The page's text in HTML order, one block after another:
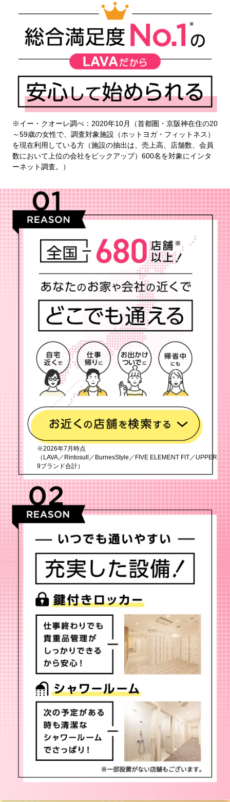
※イー・クオーレ調べ：2020年10月（首都圏・京阪神在住の20
～59歳の女性で、調査対象施設（ホットヨガ・フィットネス）
を現在利用している方（施設の抽出は、売上高、店舗数、会員
数において上位の会社をピックアップ）600名を対象にインタ
ーネット調査。）
※2026年7月時点
（LAVA／Rintosull／BurnesStyle／FIVE ELEMENT FIT／UPPER
9ブランド合計）